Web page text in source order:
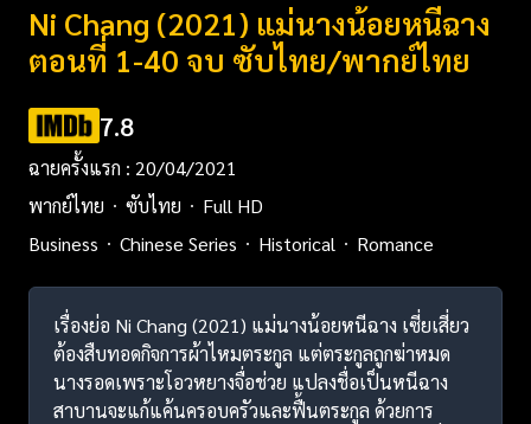
Ni Chang (2021) แม่นางน้อยหนีฉาง
ตอนที่ 1-40 จบ ซับไทย/พากย์ไทย
7.8
ฉายครั้งแรก : 20/04/2021
พากย์ไทย
ซับไทย
Full HD
Business
Chinese Series Historical Romance
เรื่องย่อ Ni Chang (2021) แม่นางน้อยหนีฉาง เซี่ยเสี่ยว
ต้องสืบทอดกิจการผ้าไหมตระกูล แต่ตระกูลถูกฆ่าหมด
นางรอดเพราะโอวหยางจื่อช่วย แปลงชื่อเป็นหนีฉาง
สาบานจะแก้แค้นครอบครัวและฟื้นตระกูล ด้วยการ